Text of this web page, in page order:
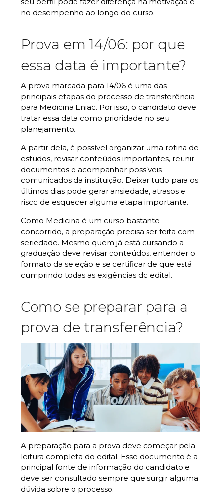
no desempenho ao longo do curso.
Prova em 14/06: por que
essa data é importante?
A prova marcada para 14/06 é uma das
principais etapas do processo de transferência
para Medicina Eniac. Por isso, o candidato deve
tratar essa data como prioridade no seu
planejamento.
A partir dela, é possível organizar uma rotina de
estudos, revisar conteúdos importantes, reunir
documentos e acompanhar possíveis
comunicados da instituição. Deixar tudo para os
últimos dias pode gerar ansiedade, atrasos e
risco de esquecer alguma etapa importante.
Como Medicina é um curso bastante
concorrido, a preparação precisa ser feita com
seriedade. Mesmo quem já está cursando a
graduação deve revisar conteúdos, entender o
formato da seleção e se certificar de que está
cumprindo todas as exigências do edital.
Como se preparar para a
prova de transferência?
A preparação para a prova deve começar pela
leitura completa do edital. Esse documento é a
principal fonte de informação do candidato e
deve ser consultado sempre que surgir alguma
dúvida sobre o processo.